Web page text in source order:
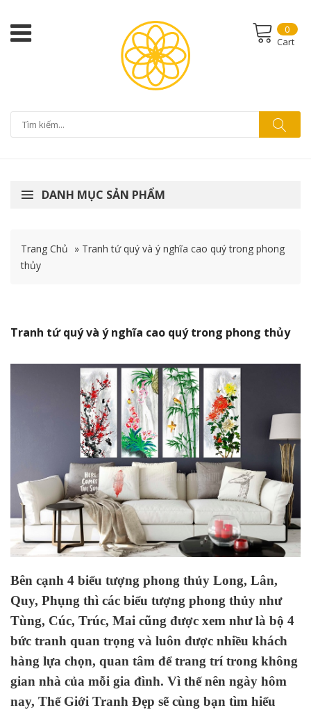
0
Cart
DANH MỤC SẢN PHẨM
Trang Chủ » Tranh tứ quý và ý nghĩa cao quý trong phong
thủy
Tranh tứ quý và ý nghĩa cao quý trong phong thủy
Bên cạnh 4 biểu tượng phong thủy Long, Lân,
Quy, Phụng thì các biểu tượng phong thủy như
Tùng, Cúc, Trúc, Mai cũng được xem như là bộ 4
bức tranh quan trọng và luôn được nhiều khách
hàng lựa chọn, quan tâm để trang trí trong không
gian nhà của mỗi gia đình. Vì thế nên ngày hôm
nay, Thế Giới Tranh Đẹp sẽ cùng bạn tìm hiểu